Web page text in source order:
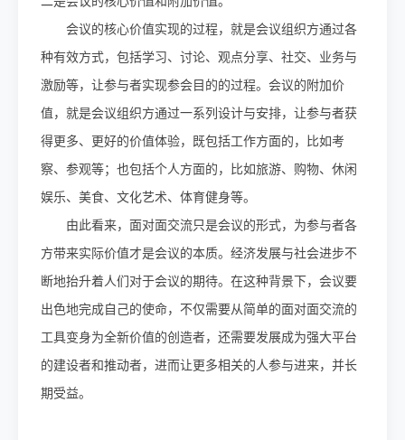
会议的核心价值实现的过程，就是会议组织方通过各
种有效方式，包括学习、讨论、观点分享、社交、业务与
激励等，让参与者实现参会目的的过程。会议的附加价
值，就是会议组织方通过一系列设计与安排，让参与者获
得更多、更好的价值体验，既包括工作方面的，比如考
察、参观等；也包括个人方面的，比如旅游、购物、休闲
娱乐、美食、文化艺术、体育健身等。
由此看来，面对面交流只是会议的形式，为参与者各
方带来实际价值才是会议的本质。经济发展与社会进步不
断地抬升着人们对于会议的期待。在这种背景下，会议要
出色地完成自己的使命，不仅需要从简单的面对面交流的
工具变身为全新价值的创造者，还需要发展成为强大平台
的建设者和推动者，进而让更多相关的人参与进来，并长
期受益。